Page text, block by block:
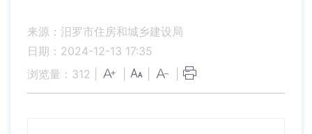
来源：汨罗市住房和城乡建设局
日期：2024-12-13 17:35
浏览量： 312